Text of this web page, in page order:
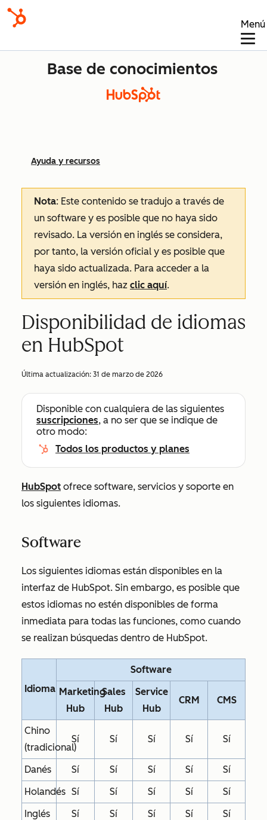
Menú
Base de conocimientos
Ayuda y recursos
Nota: Este contenido se tradujo a través de
un software y es posible que no haya sido
revisado. La versión en inglés se considera,
por tanto, la versión oficial y es posible que
haya sido actualizada. Para acceder a la
versión en inglés, haz clic aquí.
Disponibilidad de idiomas
en HubSpot
Última actualización: 31 de marzo de 2026
Disponible con cualquiera de las siguientes
suscripciones, a no ser que se indique de
otro modo:
Todos los productos y planes
HubSpot ofrece software, servicios y soporte en
los siguientes idiomas.
Software
Los siguientes idiomas están disponibles en la
interfaz de HubSpot. Sin embargo, es posible que
estos idiomas no estén disponibles de forma
inmediata para todas las funciones, como cuando
se realizan búsquedas dentro de HubSpot.
Idioma
Software
Marketing
Hub
Sales
Hub
Service
Hub
CRM CMS
Chino
(tradicional)
Sí Sí Sí Sí Sí
Danés Sí Sí Sí Sí
Sí
Holandés Sí Sí Sí Sí
Sí
Inglés
Sí Sí Sí Sí
Sí